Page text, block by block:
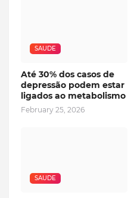
SAUDE
Até 30% dos casos de
depressão podem estar
ligados ao metabolismo
February 25, 2026
SAUDE